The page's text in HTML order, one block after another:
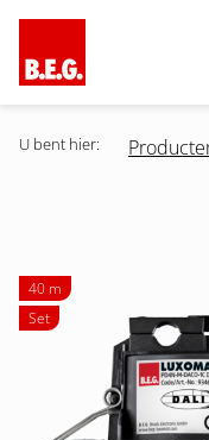
U bent hier:
40 m
Set